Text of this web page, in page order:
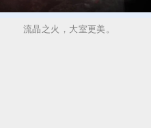
流晶之火，大室更美。